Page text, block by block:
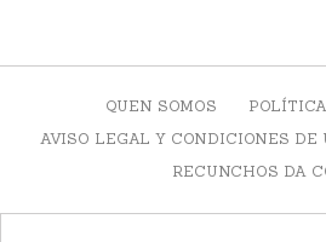
QUEN SOMOS
AVISO LEGAL Y CONDICIONES DE
RECUNCHOS DA